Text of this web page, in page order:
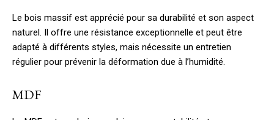
Le bois massif est apprécié pour sa durabilité et son aspect
naturel. Il offre une résistance exceptionnelle et peut être
adapté à différents styles, mais nécessite un entretien
régulier pour prévenir la déformation due à l’humidité.
MDF